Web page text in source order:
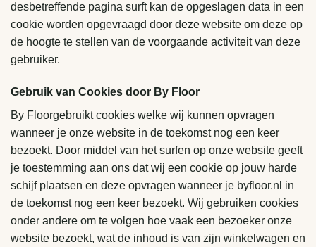
desbetreffende pagina surft kan de opgeslagen data in een
cookie worden opgevraagd door deze website om deze op
de hoogte te stellen van de voorgaande activiteit van deze
gebruiker.
Gebruik van Cookies door By Floor
By Floorgebruikt cookies welke wij kunnen opvragen
wanneer je onze website in de toekomst nog een keer
bezoekt. Door middel van het surfen op onze website geeft
je toestemming aan ons dat wij een cookie op jouw harde
schijf plaatsen en deze opvragen wanneer je byfloor.nl in
de toekomst nog een keer bezoekt. Wij gebruiken cookies
onder andere om te volgen hoe vaak een bezoeker onze
website bezoekt, wat de inhoud is van zijn winkelwagen en